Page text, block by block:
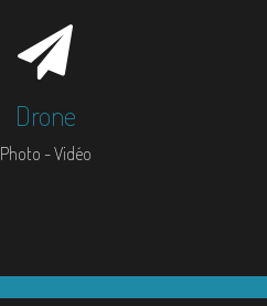
Drone
Photo - Vidéo